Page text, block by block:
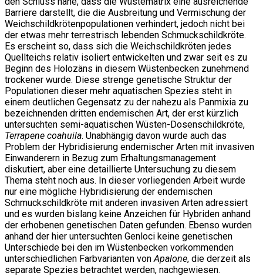
Barriere darstellt, die die Ausbreitung und Vermischung der
Weichschildkrötenpopulationen verhindert, jedoch nicht bei
der etwas mehr terrestrisch lebenden Schmuckschildkröte.
Es erscheint so, dass sich die Weichschildkröten jedes
Quellteichs relativ isoliert entwickelten und zwar seit es zu
Beginn des Holozäns in diesem Wüstenbecken zunehmend
trockener wurde. Diese strenge genetische Struktur der
Populationen dieser mehr aquatischen Spezies steht in
einem deutlichen Gegensatz zu der nahezu als Panmixia zu
bezeichnenden dritten endemischen Art, der erst kürzlich
untersuchten semi-aquatischen Wüsten-Dosenschildkröte,
Terrapene coahuila. Unabhängig davon wurde auch das
Problem der Hybridisierung endemischer Arten mit invasiven
Einwanderern in Bezug zum Erhaltungsmanagement
diskutiert, aber eine detaillierte Untersuchung zu diesem
Thema steht noch aus. In dieser vorliegenden Arbeit wurde
nur eine mögliche Hybridisierung der endemischen
Schmuckschildkröte mit anderen invasiven Arten adressiert
und es wurden bislang keine Anzeichen für Hybriden anhand
der erhobenen genetischen Daten gefunden. Ebenso wurden
anhand der hier untersuchten Genloci keine genetischen
Unterschiede bei den im Wüstenbecken vorkommenden
unterschiedlichen Farbvarianten vonApalone, die derzeit als
separate Spezies betrachtet werden, nachgewiesen.